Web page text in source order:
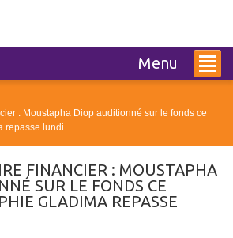
Menu
: Moustapha Diop auditionné sur le fonds ce
repasse lundi
FINANCIER : MOUSTAPHA
SUR LE FONDS CE
GLADIMA REPASSE